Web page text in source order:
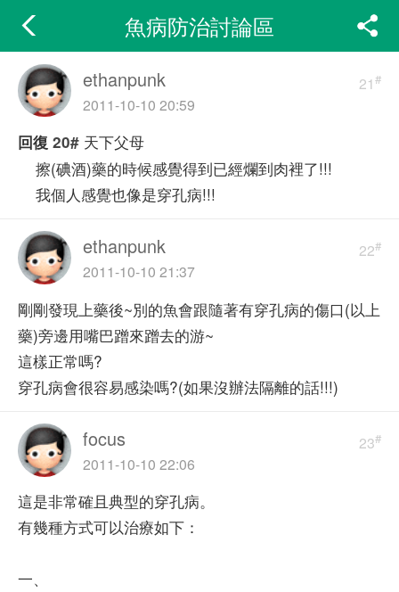
魚病防治討論區
21#
ethanpunk
2011-10-10 20:59
回復 20# 天下父母
擦(碘酒)藥的時候感覺得到已經爛到肉裡了!!!
我個人感覺也像是穿孔病!!!
22#
ethanpunk
2011-10-10 21:37
剛剛發現上藥後~別的魚會跟隨著有穿孔病的傷口(以上
藥)旁邊用嘴巴蹭來蹭去的游~
這樣正常嗎?
穿孔病會很容易感染嗎?(如果沒辦法隔離的話!!!)
23#
focus
2011-10-10 22:06
這是非常確且典型的穿孔病。
有幾種方式可以治療如下：
一、